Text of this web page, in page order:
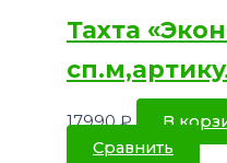
Тахта
17990₽
В
Сравнить